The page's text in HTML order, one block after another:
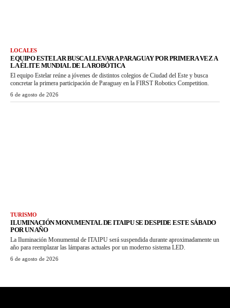
LOCALES
EQUIPO ESTELAR BUSCA LLEVAR A PARAGUAY POR PRIMERA VEZ A
LA ÉLITE MUNDIAL DE LA ROBÓTICA
El equipo Estelar reúne a jóvenes de distintos colegios de Ciudad del Este y busca
concretar la primera participación de Paraguay en la FIRST Robotics Competition.
6 de agosto de 2026
TURISMO
ILUMINACIÓN MONUMENTAL DE ITAIPU SE DESPIDE ESTE SÁBADO
POR UN AÑO
La Iluminación Monumental de ITAIPU será suspendida durante aproximadamente un
año para reemplazar las lámparas actuales por un moderno sistema LED.
6 de agosto de 2026